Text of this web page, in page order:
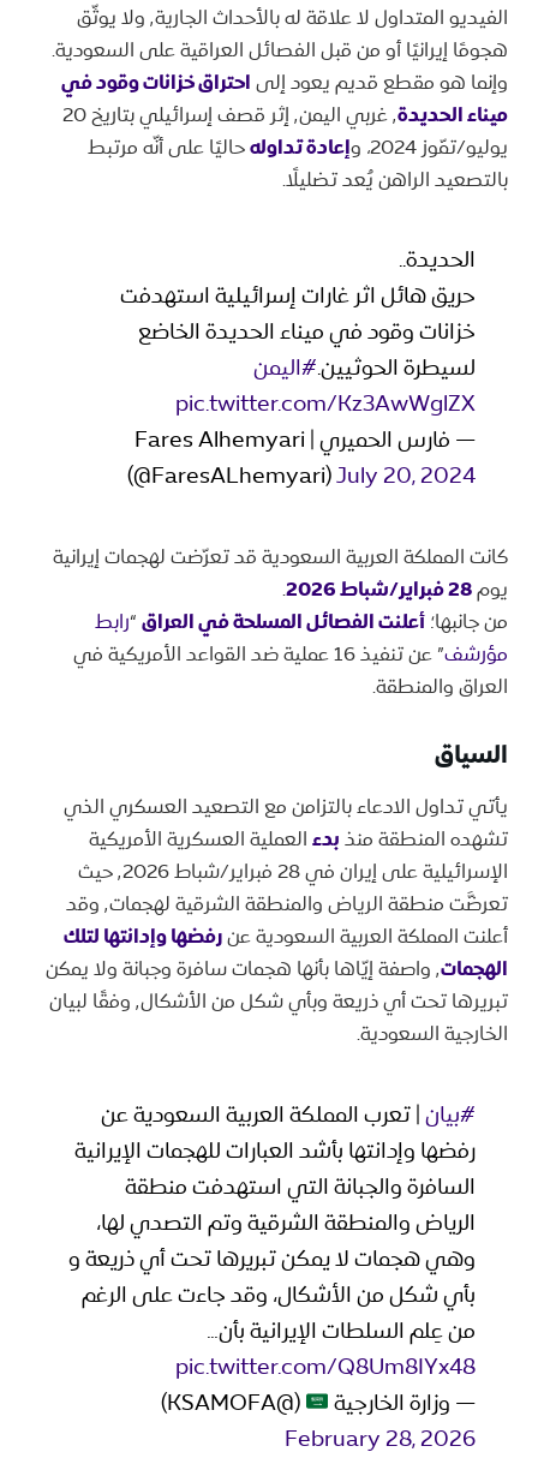
الفيديو المتداول لا علاقة له بالأحداث الجارية٬ ولا يوثّق
هجومًا إيرانيًا أو من قبل الفصائل العراقية على السعودية.
وإنما هو مقطع قديم يعود إلىاحتراق خزانات وقود في
ميناء الحديدة
٬ غربي اليمن٬ إثر قصف إسرائيلي بتاريخ 20
يوليو/تمّوز 2024، و
إعادة تداولهحاليًا على أنّه مرتبط
بالتصعيد الراهن يُعد تضليلًا.
الحديدة..
حريق هائل اثر غارات إسرائيلية استهدفت
خزانات وقود في ميناء الحديدة الخاضع
لسيطرة الحوثيين.#اليمن
pic.twitter.com/Kz3AwWglZX
— فارس الحميري | Fares Alhemyari
(@FaresALhemyari)July 20, 2024
كانت المملكة العربية السعودية قد تعرّضت لهجمات إيرانية
يوم28 فبراير/شباط 2026
.
من جانبها؛أعلنت الفصائل المسلحة في العراق“رابط
مؤرشف
” عن تنفيذ 16 عملية ضد القواعد الأمريكية في
العراق والمنطقة.
السياق
يأتي تداول الادعاء بالتزامن مع التصعيد العسكري الذي
تشهده المنطقة منذبدءالعملية العسكرية الأمريكية
الإسرائيلية على إيران في 28 فبراير/شباط ٬2026 حيث
تعرضَّت منطقة الرياض والمنطقة الشرقية لهجمات٬ وقد
أعلنت المملكة العربية السعودية عنرفضها وإدانتها لتلك
الهجمات ٬ واصفة إيّاها بأنها هجمات سافرة وجبانة ولا يمكن
تبريرها تحت أي ذريعة وبأي شكل من الأشكال٬ وفقًا لبيان
الخارجية السعودية.
#بيان| تعرب المملكة العربية السعودية عن
رفضها وإدانتها بأشد العبارات للهجمات الإيرانية
السافرة والجبانة التي استهدفت منطقة
الرياض والمنطقة الشرقية وتم التصدي لها،
وهي هجمات لا يمكن تبريرها تحت أي ذريعة و
بأي شكل من الأشكال، وقد جاءت على الرغم
من عِلم السلطات الإيرانية بأن…
pic.twitter.com/Q8Um8IYx48
— وزارة الخارجية
(@KSAMOFA)
February 28, 2026